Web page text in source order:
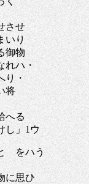
させ
いり
御物
ハ・
り・
将
へる
」1ウ
をハう
思ひ